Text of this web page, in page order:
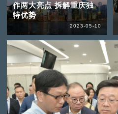
作两大亮点 拆解重庆独
特优势
2023-05-10